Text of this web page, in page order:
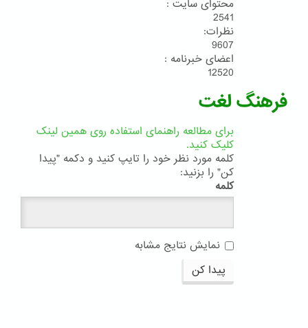
محتوای سایت :
2541
نظرات:
9607
اعضای خبرنامه :
12520
فرهنگ لغت
برای مطالعه راهنمای استفاده روی همین لینک
کلیک کنید.
کلمه مورد نظر خود را تایپ کنید و دکمه "پیدا
کن" را بزنید:
کلمه
نمایش نتایج مشابه
پیدا کن